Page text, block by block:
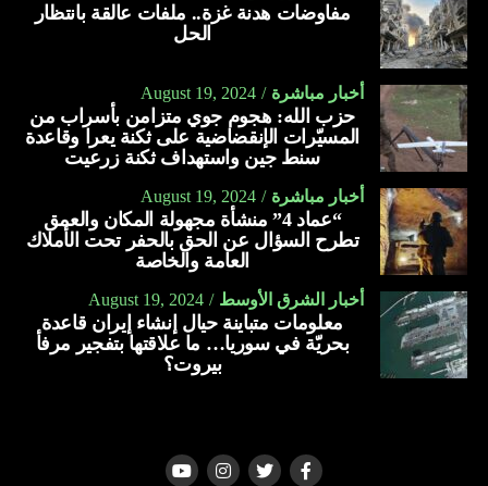
مفاوضات هدنة غزة.. ملفات عالقة بانتظار
الحل
أخبار مباشرة August 19, 2024
حزب الله: هجوم جوي متزامن بأسراب من
المسيّرات الإنقضاضية على ثكنة يعرا وقاعدة
سنط جين واستهداف ثكنة زرعيت
أخبار مباشرة August 19, 2024
“عماد 4” منشأة مجهولة المكان والعمق
تطرح السؤال عن الحق بالحفر تحت الأملاك
العامة والخاصة
أخبار الشرق الأوسط August 19, 2024
معلومات متباينة حيال إنشاء إيران قاعدة
بحريّة في سوريا… ما علاقتها بتفجير مرفأ
بيروت؟